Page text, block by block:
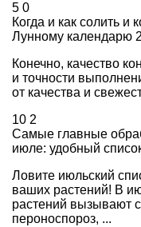
5 0
Когда и как солить и
Лунному календарю
Конечно, качество
и точности
от качества и
10 2
Самые главные
июле: удобный
Ловите июльский
ваших растений! В
растений вызывают
пероноспороз, ...